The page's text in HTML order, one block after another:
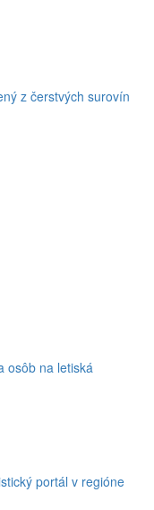
z čerstvých surovín
osôb na letiská
portál v regióne